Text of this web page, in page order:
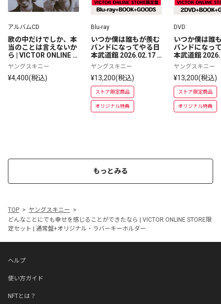
アルバムCD
歌の中だけでしか、本
当のことは言えないか
ら | VICTOR ONLINE S
TORE完全生産限定盤 |
ヤングスキニー
¥4,400(税込)
Blu-ray
いつか僕は誰もが羨む
バンドになってやる日
本武道館 2026.02.17 |
VOS限定盤 | Blu-ray+
BOOK+GOODS
ヤングスキニー
¥13,200(税込)
ストア限定商品
オリジナル特典
DVD
いつか僕は誰
バンドになっ
本武道館
VOS限定盤 |
OOK+GOODS
ヤングスキニー
¥13,200(税込)
ストア限定商品
オリジナル特典
もっとみる
TOP
ヤングスキニー
どんなことにでも幸せを感じることができたなら | VICTOR ONLINE STORE限
定セット | 通常盤+オリジナル・ラバーキーホルダー
ヘルプ
使い方ガイド
NFTとは？